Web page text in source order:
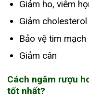
Giảm ho, viêm
Giảm
Bảo vệ tim mạch
Giảm cân
Cách ngâm rượu
tốt nhất?